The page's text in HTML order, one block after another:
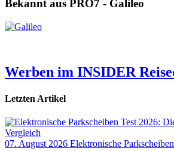
Bekannt aus PRO7 - Galileo
Werben im INSIDER
Letzten Artikel
07. August 2026 Elektronische